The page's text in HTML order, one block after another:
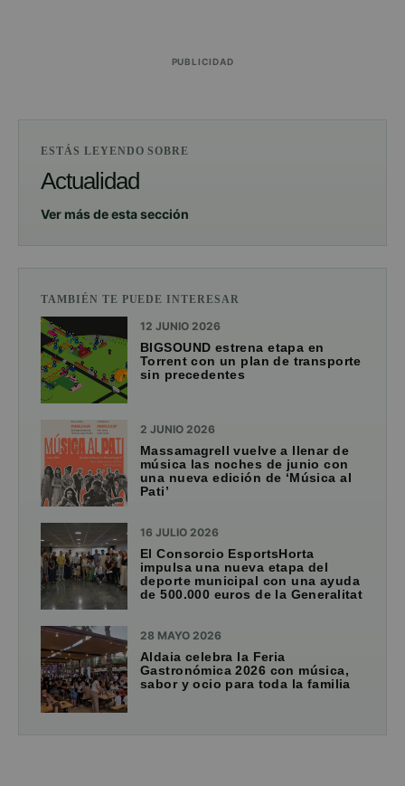
PUBLICIDAD
ESTÁS LEYENDO SOBRE
Actualidad
Ver más de esta sección
TAMBIÉN TE PUEDE INTERESAR
12 JUNIO 2026
BIGSOUND estrena etapa en
Torrent con un plan de transporte
sin precedentes
2 JUNIO 2026
Massamagrell vuelve a llenar de
música las noches de junio con
una nueva edición de ‘Música al
Pati’
16 JULIO 2026
El Consorcio EsportsHorta
impulsa una nueva etapa del
deporte municipal con una ayuda
de 500.000 euros de la Generalitat
28 MAYO 2026
Aldaia celebra la Feria
Gastronómica 2026 con música,
sabor y ocio para toda la familia